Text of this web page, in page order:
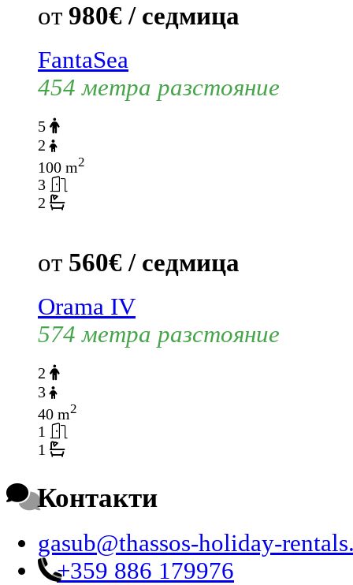
от 980€ / седмица
FantaSea
454 метра разстояние
5
2
100 m2
3
2
от 560€ / седмица
Orama IV
574 метра разстояние
2
3
40 m2
1
1
Контакти
gasub@thassos-holiday-
+359 886 179976